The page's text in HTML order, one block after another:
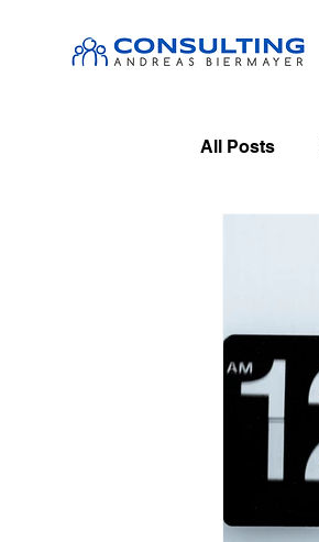
All Posts